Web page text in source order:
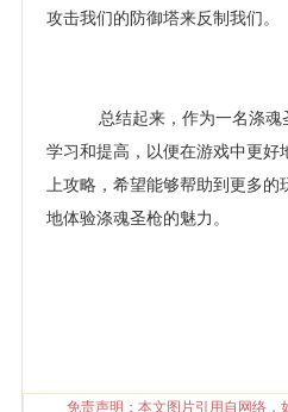
攻击我们的防御塔来反制我们。
总结起来，作为一名涤魂
学习和提高，以便在游戏中更好
上攻略，希望能够帮助到更多
地体验涤魂圣枪的魅力。
免责声明：本文图片引用自网络，